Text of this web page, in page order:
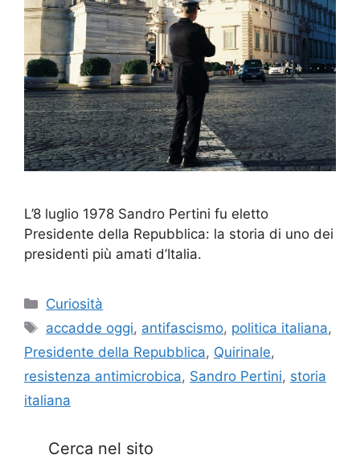
L’8 luglio 1978 Sandro Pertini fu eletto
Presidente della Repubblica: la storia di uno dei
presidenti più amati d’Italia.
Categorie
Curiosità
Tag
accadde oggi, antifascismo, politica italiana,
Presidente della Repubblica, Quirinale,
resistenza antimicrobica, Sandro Pertini, storia
italiana
Cerca nel sito